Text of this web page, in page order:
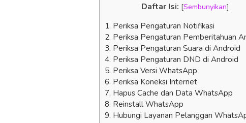
Daftar Isi: [Sembunyikan]
1. Periksa Pengaturan Notifikasi
2. Periksa Pengaturan Pemberitahuan
3. Periksa Pengaturan Suara di Android
4. Periksa Pengaturan DND di Android
5. Periksa Versi WhatsApp
6. Periksa Koneksi Internet
7. Hapus Cache dan Data WhatsApp
8. Reinstall WhatsApp
9. Hubungi Layanan Pelanggan